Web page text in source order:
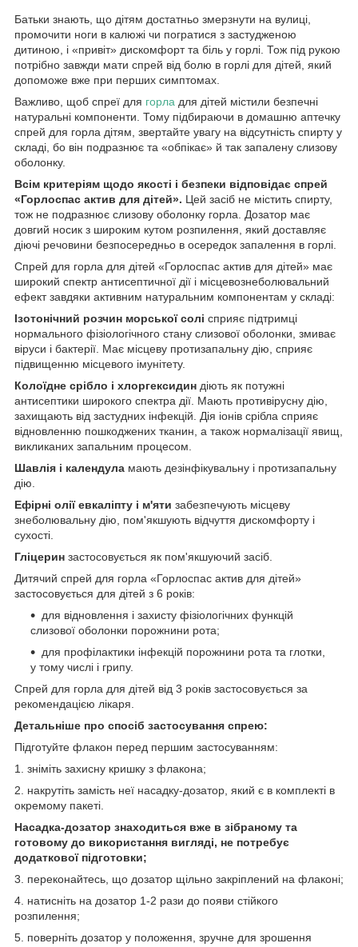
Батьки знають, що дітям достатньо змерзнути на вулиці,
промочити ноги в калюжі чи погратися з застудженою
дитиною, і «привіт» дискомфорт та біль у горлі. Тож під рукою
потрібно завжди мати спрей від болю в горлі для дітей, який
допоможе вже при перших симптомах.
Важливо, щоб спреї для горла для дітей містили безпечні
натуральні компоненти. Тому підбираючи в домашню аптечку
спрей для горла дітям, звертайте увагу на відсутність спирту у
складі, бо він подразнює та «обпікає» й так запалену слизову
оболонку.
Всім критеріям щодо якості і безпеки відповідає спрей
«Горлоспас актив для дітей». Цей засіб не містить спирту,
тож не подразнює слизову оболонку горла. Дозатор має
довгий носик з широким кутом розпилення, який доставляє
діючі речовини безпосередньо в осередок запалення в горлі.
Спрей для горла для дітей «Горлоспас актив для дітей» має
широкий спектр антисептичної дії і місцевознеболювальний
ефект завдяки активним натуральним компонентам у складі:
Ізотонічний розчин морської солі сприяє підтримці
нормального фізіологічного стану слизової оболонки, змиває
віруси і бактерії. Має місцеву протизапальну дію, сприяє
підвищенню місцевого імунітету.
Колоїдне срібло і хлоргексидин діють як потужні
антисептики широкого спектра дії. Мають противірусну дію,
захищають від застудних інфекцій. Дія іонів срібла сприяє
відновленню пошкоджених тканин, а також нормалізації явищ,
викликаних запальним процесом.
Шавлія і календула мають дезінфікувальну і протизапальну
дію.
Ефірні олії евкаліпту і м'яти забезпечують місцеву
знеболювальну дію, пом'якшують відчуття дискомфорту і
сухості.
Гліцерин застосовується як пом'якшуючий засіб.
Дитячий спрей для горла «Горлоспас актив для дітей»
застосовується для дітей з 6 років:
для відновлення і захисту фізіологічних функцій
слизової оболонки порожнини рота;
для профілактики інфекцій порожнини рота та глотки,
у тому числі і грипу.
Спрей для горла для дітей від 3 років застосовується за
рекомендацією лікаря.
Детальніше про спосіб застосування спрею:
Підготуйте флакон перед першим застосуванням:
1. зніміть захисну кришку з флакона;
2. накрутіть замість неї насадку-дозатор, який є в комплекті в
окремому пакеті.
Насадка-дозатор знаходиться вже в зібраному та
готовому до використання вигляді, не потребує
додаткової підготовки;
3. переконайтесь, що дозатор щільно закріплений на флаконі;
4. натисніть на дозатор 1-2 рази до появи стійкого
розпилення;
5. поверніть дозатор у положення, зручне для зрошення